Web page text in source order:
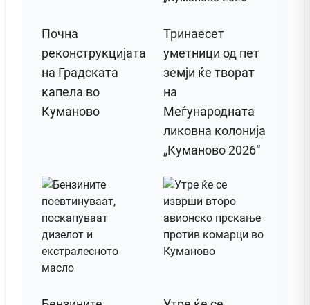
Почна
реконструкцијата
на Градската
капела во
Куманово
Тринаесет
уметници од пет
земји ќе творат
на
Меѓународната
ликовна колонија
„Куманово 2026“